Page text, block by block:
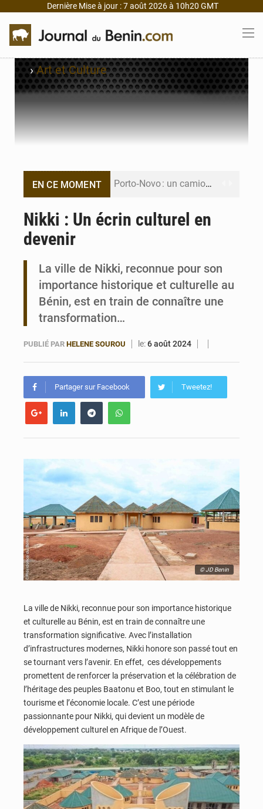
Dernière Mise à jour : 7 août 2026 à 10h20 GMT
›Art et Culture
EN CE MOMENT Porto‑Novo : un camion de produits pétroliers embrase Avakpa
Bénin : Le CEG La Verdure de Ouèdo fait sa mue pour la rentrée
Nikki : Un écrin culturel en
devenir
La ville de Nikki, reconnue pour son
importance historique et culturelle au
Bénin, est en train de connaître une
transformation…
PUBLIÉ PAR HELENE SOUROU le:6 août 2024
Partager sur Facebook Tweetez!
© JD Benin
La ville de Nikki, reconnue pour son importance historique
et culturelle au Bénin, est en train de connaître une
transformation significative. Avec l’installation
d’infrastructures modernes, Nikki honore son passé tout en
se tournant vers l’avenir. En effet, ces développements
promettent de renforcer la préservation et la célébration de
l’héritage des peuples Baatonu et Boo, tout en stimulant le
tourisme et l’économie locale. C’est une période
passionnante pour Nikki, qui devient un modèle de
développement culturel en Afrique de l’Ouest.